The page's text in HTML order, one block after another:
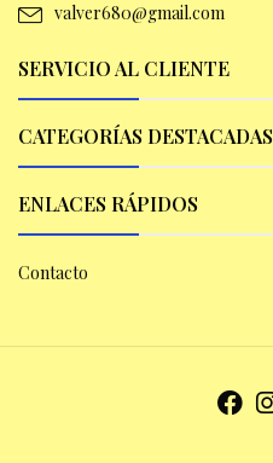
valver680@gmail.com
SERVICIO AL CLIENTE
CATEGORÍAS DESTACADAS
ENLACES RÁPIDOS
Contacto